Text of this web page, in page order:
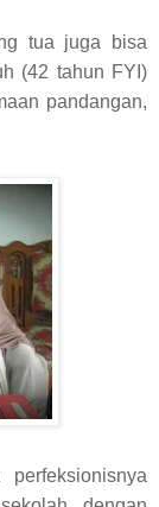
tua juga bisa
(42 tahun FYI)
pandangan,